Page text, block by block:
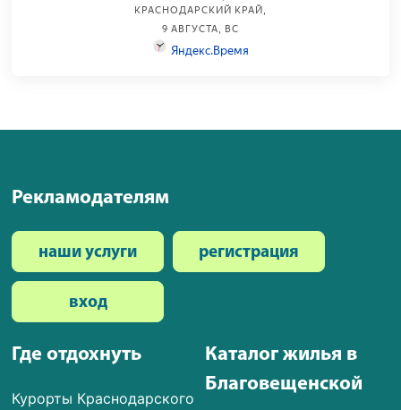
Где отдохнуть
Курорты Краснодарского
Каталог жилья в
Благовещенской
Рекламодателям
наши услуги регистрация
вход